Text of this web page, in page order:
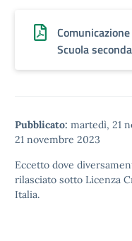
Scuola
Pubblicato: martedì, 21
21 novembre 2023
Eccetto dove
rilasciato sotto Licenza
Italia.